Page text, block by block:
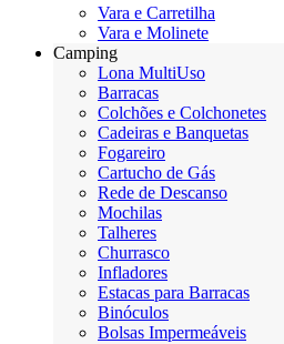
Vara e Carretilha
Vara e Molinete
Camping
Lona MultiUso
Barracas
Colchões e Colchonetes
Cadeiras e Banquetas
Fogareiro
Cartucho de Gás
Rede de Descanso
Mochilas
Talheres
Churrasco
Infladores
Estacas para Barracas
Binóculos
Bolsas Impermeáveis